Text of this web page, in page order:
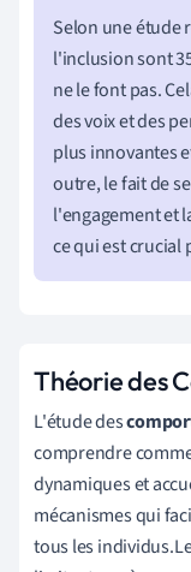
Selon une étude
l'inclusion sont
ne le font pas.
des voix et des
plus innovantes
outre, le fait de
l'engagement et
ce qui est crucial
Théorie des
L'étude des
comprendre
dynamiques et
mécanismes qui
tous les